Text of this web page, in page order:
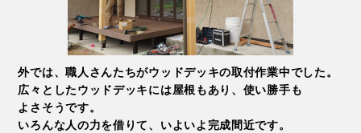
外では、職人さんたちがウッドデッキの取付作業中でした。
広々としたウッドデッキには屋根もあり、使い勝手も
よさそうです。
いろんな人の力を借りて、いよいよ完成間近です。